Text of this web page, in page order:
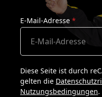
E-Mail-Adresse *
Diese Seite ist durch
gelten die
Nutzungsbedingungen.